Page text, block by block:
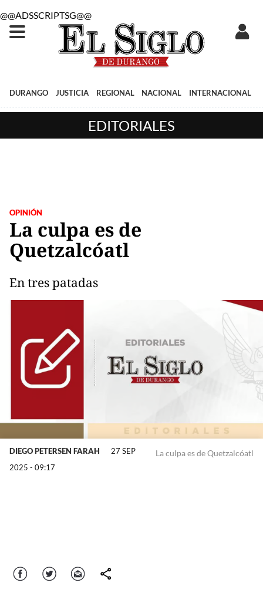
@@ADSSCRIPTSG@@
DURANGO JUSTICIA REGIONAL NACIONAL INTERNACIONAL
EDITORIALES
OPINIÓN
La culpa es de
Quetzalcóatl
En tres patadas
La culpa es de Quetzalcóatl
DIEGO PETERSEN FARAH
27 SEP
2025 - 09:17
Facebook Twitter Correo comparte